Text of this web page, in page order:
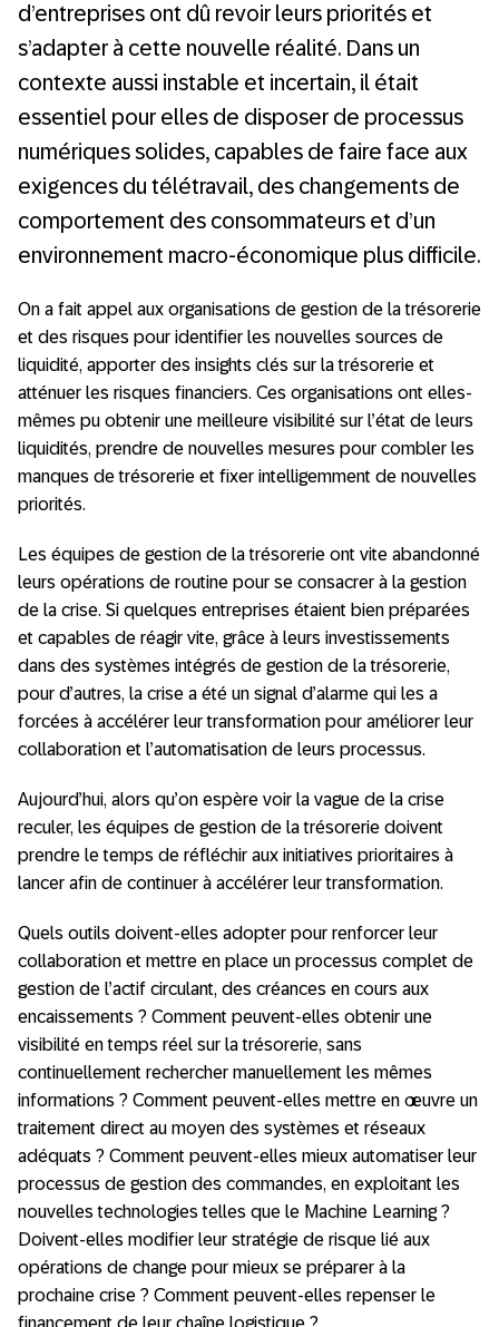
d’entreprises ont dû revoir leurs priorités et
s’adapter à cette nouvelle réalité. Dans un
contexte aussi instable et incertain, il était
essentiel pour elles de disposer de processus
numériques solides, capables de faire face aux
exigences du télétravail, des changements de
comportement des consommateurs et d’un
environnement macro-économique plus difficile.
On a fait appel aux organisations de gestion de la trésorerie
et des risques pour identifier les nouvelles sources de
liquidité, apporter des insights clés sur la trésorerie et
atténuer les risques financiers. Ces organisations ont elles-
mêmes pu obtenir une meilleure visibilité sur l’état de leurs
liquidités, prendre de nouvelles mesures pour combler les
manques de trésorerie et fixer intelligemment de nouvelles
priorités.
Les équipes de gestion de la trésorerie ont vite abandonné
leurs opérations de routine pour se consacrer à la gestion
de la crise. Si quelques entreprises étaient bien préparées
et capables de réagir vite, grâce à leurs investissements
dans des systèmes intégrés de gestion de la trésorerie,
pour d’autres, la crise a été un signal d’alarme qui les a
forcées à accélérer leur transformation pour améliorer leur
collaboration et l’automatisation de leurs processus.
Aujourd’hui, alors qu’on espère voir la vague de la crise
reculer, les équipes de gestion de la trésorerie doivent
prendre le temps de réfléchir aux initiatives prioritaires à
lancer afin de continuer à accélérer leur transformation.
Quels outils doivent-elles adopter pour renforcer leur
collaboration et mettre en place un processus complet de
gestion de l’actif circulant, des créances en cours aux
encaissements ? Comment peuvent-elles obtenir une
visibilité en temps réel sur la trésorerie, sans
continuellement rechercher manuellement les mêmes
informations ? Comment peuvent-elles mettre en œuvre un
traitement direct au moyen des systèmes et réseaux
adéquats ? Comment peuvent-elles mieux automatiser leur
processus de gestion des commandes, en exploitant les
nouvelles technologies telles que le Machine Learning ?
Doivent-elles modifier leur stratégie de risque lié aux
opérations de change pour mieux se préparer à la
prochaine crise ? Comment peuvent-elles repenser le
financement de leur chaîne logistique ?